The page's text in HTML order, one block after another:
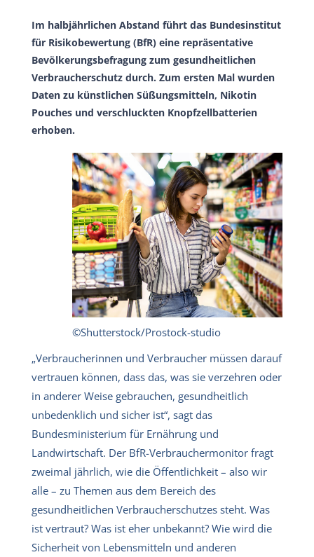
Im halbjährlichen Abstand führt das Bundesinstitut
für Risikobewertung (BfR) eine repräsentative
Bevölkerungsbefragung zum gesundheitlichen
Verbraucherschutz durch. Zum ersten Mal wurden
Daten zu künstlichen Süßungsmitteln, Nikotin
Pouches und verschluckten Knopfzellbatterien
erhoben.
©Shutterstock/Prostock-studio
„Verbraucherinnen und Verbraucher müssen darauf
vertrauen können, dass das, was sie verzehren oder
in anderer Weise gebrauchen, gesundheitlich
unbedenklich und sicher ist“, sagt das
Bundesministerium für Ernährung und
Landwirtschaft. Der BfR-Verbrauchermonitor fragt
zweimal jährlich, wie die Öffentlichkeit – also wir
alle – zu Themen aus dem Bereich des
gesundheitlichen Verbraucherschutzes steht. Was
ist vertraut? Was ist eher unbekannt? Wie wird die
Sicherheit von Lebensmitteln und anderen